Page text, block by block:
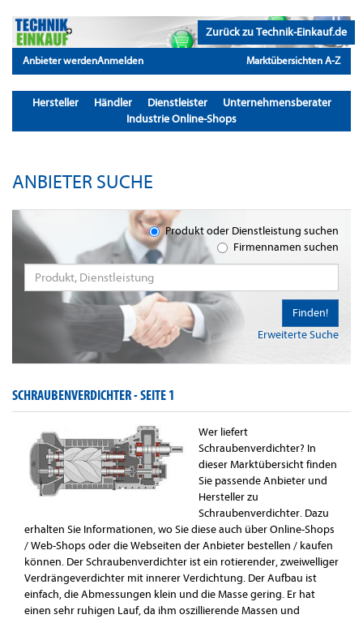
Zurück zu Technik-Einkauf.de
Anbieter werdenAnmelden Marktübersichten A-Z
Hersteller Händler Dienstleister
Unternehmensberater
Industrie Online-Shops
ANBIETER SUCHE
Produkt oder Dienstleistung suchen
Firmennamen suchen
Erweiterte Suche
Finden!
SCHRAUBENVERDICHTER -SEITE 1
Wer liefert
Schraubenverdichter? In
dieser Marktübersicht finden
Sie passende Anbieter und
Hersteller zu
Schraubenverdichter. Dazu
erhalten Sie Informationen, wo Sie diese auch über Online-Shops
/ Web-Shops oder die Webseiten der Anbieter bestellen / kaufen
können. Der Schraubenverdichter ist ein rotierender, zweiwelliger
Verdrängeverdichter mit innerer Verdichtung. Der Aufbau ist
einfach, die Abmessungen klein und die Masse gering. Er hat
einen sehr ruhigen Lauf, da ihm oszillierende Massen und